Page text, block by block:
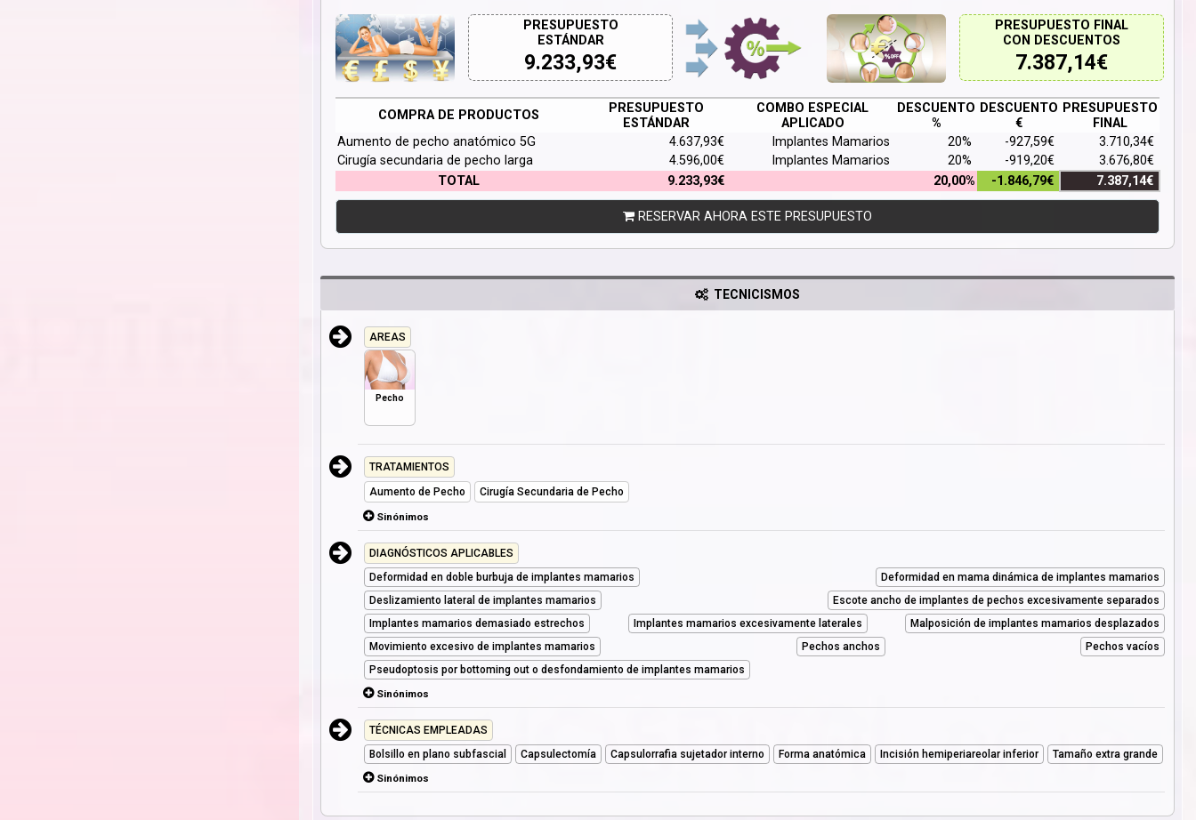
PRESUPUESTO
ESTÁNDAR
9.233,93€
PRESUPUESTO FINAL
CON DESCUENTOS
7.387,14€
COMPRA DE PRODUCTOS
PRESUPUESTO
ESTÁNDAR
COMBO ESPECIAL
APLICADO
DESCUENTO
%
DESCUENTO
€
PRESUPUESTO
FINAL
Aumento de pecho anatómico 5G
4.637,93€ Implantes Mamarios 20% -927,59€
3.710,34€
Cirugía secundaria de pecho larga
4.596,00€ Implantes Mamarios 20% -919,20€
3.676,80€
TOTAL
9.233,93€ 20,00% -1.846,79€ 7.387,14€
RESERVAR AHORA ESTE PRESUPUESTO
TECNICISMOS
AREAS
Pecho
TRATAMIENTOS
Aumento de Pecho
Cirugía Secundaria de Pecho
Sinónimos
DIAGNÓSTICOS APLICABLES
Deformidad en doble burbuja de implantes mamarios
Deformidad en mama dinámica de implantes mamarios
Deslizamiento lateral de implantes mamarios
Escote ancho de implantes de pechos excesivamente separados
Implantes mamarios demasiado estrechos
Implantes mamarios excesivamente laterales
Malposición de implantes mamarios desplazados
Movimiento excesivo de implantes mamarios
Pechos anchos
Pechos vacíos
Pseudoptosis por bottoming out o desfondamiento de implantes mamarios
Sinónimos
TÉCNICAS EMPLEADAS
Bolsillo en plano subfascial
Capsulectomía Capsulorrafia sujetador interno Forma anatómica Incisión hemiperiareolar inferior
Tamaño extra grande
Sinónimos